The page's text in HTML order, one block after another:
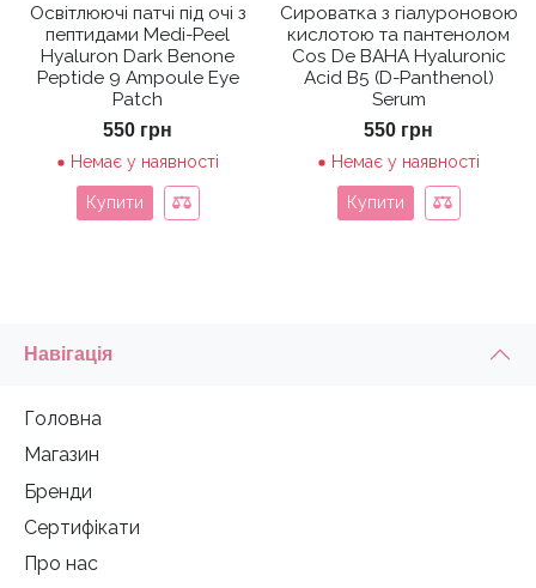
Освітлюючі патчі під очі з
пептидами Medi-Peel
Hyaluron Dark Benone
Peptide 9 Ampoule Eye
Patch
550 грн
Немає у наявності
Купити
Сироватка з гіалуроновою
кислотою та пантенолом
Cos De BAHA Hyaluronic
Acid B5 (D-Panthenol)
Serum
550 грн
Немає у наявності
Купити
Навігація
Головна
Магазин
Бренди
Сертифікати
Про нас